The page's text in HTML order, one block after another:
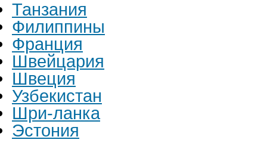
Танзания
Филиппины
Франция
Швейцария
Швеция
Узбекистан
Шри-ланка
Эстония